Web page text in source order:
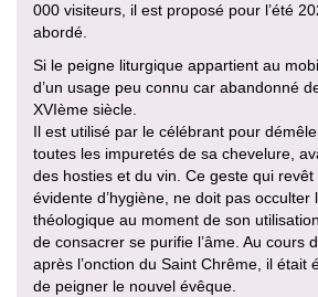
000 visiteurs, il est proposé pour l’été
abordé.
Si le peigne liturgique appartient au
d’un usage peu connu car abandonné
XVIème siècle.
Il est utilisé par le célébrant pour
toutes les impuretés de sa chevelure,
des hosties et du vin. Ce geste qui revêt
évidente d’hygiène, ne doit pas occulter
théologique au moment de son
de consacrer se purifie l’âme. Au cours
après l’onction du Saint Chrême, il était
de peigner le nouvel évêque.